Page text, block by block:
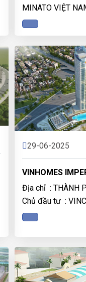
MINATO VIỆT
29-06-2025
VINHOMES
Địa chỉ : THÀNH
Chủ đầu tư :